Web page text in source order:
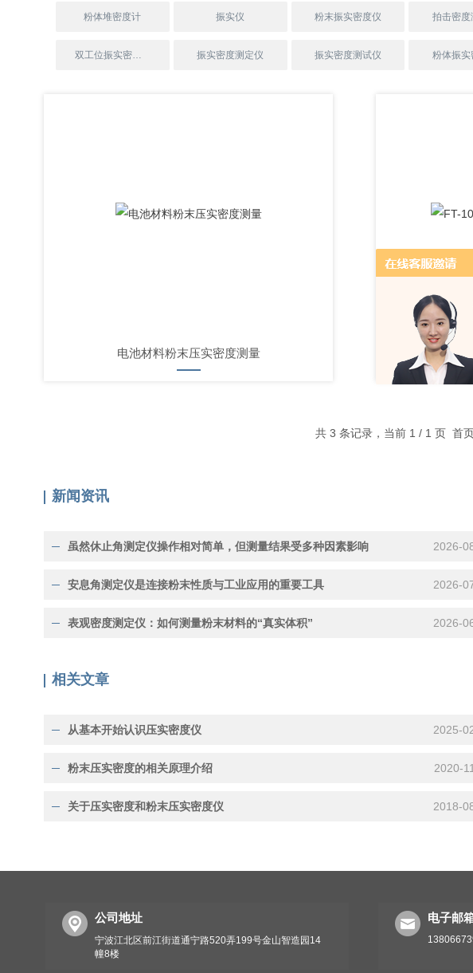
粉体堆密度计 振实仪 粉末振实密度仪 拍击密度
双工位振实密度仪 振实密度测定仪 振实密度测试仪 粉体振实
电池材料粉末压实密度测量 FT-
共 3 条记录，当前 1 / 1 页 首
新闻资讯
虽然休止角测定仪操作相对简单，但测量结果受多种因素影响 2026-
安息角测定仪是连接粉末性质与工业应用的重要工具 2026-
表观密度测定仪：如何测量粉末材料的“真实体积” 2026-
相关文章
从基本开始认识压实密度仪 2025-
粉末压实密度的相关原理介绍 2020-
关于压实密度和粉末压实密度仪 2018-
公司地址
宁波江北区前江街道通宁路520弄199号金山智造园14
幢8楼
电子邮